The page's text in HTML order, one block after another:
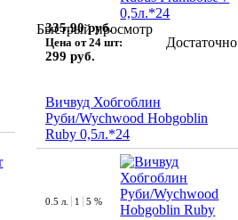
Быстрый просмотр
335.90 руб.
Цена от 24 шт:
299 руб.
Достаточно
Вичвуд Хобгоблин
Руби/Wychwood Hobgoblin
Ruby 0,5л.*24
0.5 л. 1 5 %